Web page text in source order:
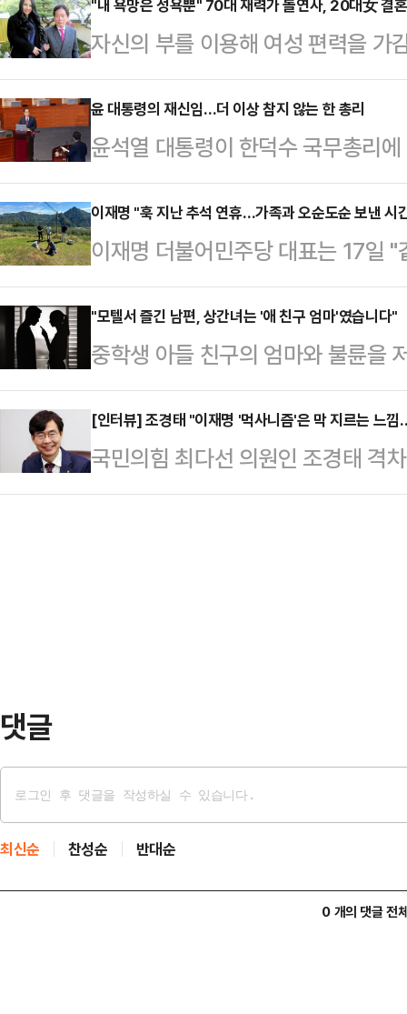
"내 욕망은 성욕뿐" 70대 재력가 돌연사, 20대女 결
자신의 부를 이용해 여성 편력을 가
안'이라 칭한 70대 사업가의 사망
인으로 지목된 전 부인은 혐의를
지난 2018년 5월 급성 각성제 중독
77세) 살인 혐의를 받는 전처 스도
다.검찰은 스도가 각성제를 사용해
망 약 2개월 전부터 인터넷에 '완전
를…
윤 대통령의 재신임…더 이상 참지 않는 한 총리
윤석열 대통령이 한덕수 국무총리
각'에 힘이 실렸다. 한 총리는 국회
강력하게 대응하면서 목소리를 높
먹으며 한 총리와 20년 인연을 이
던 한 총리가 요즘 대통령이 싸우라
로 반항을 하고 있다"고 평가하기
지난달 29일 '국정브리핑 및 기자
문에 당분간은 한…
이재명 "훅 지난 추석 연휴…가족과 오순도순 보낸 시
이재명 더불어민주당 대표는 17일
얼마나 귀한지 절감하는 존재가 가
당일인 이날 자신의 페이스북 계정
같이 밝혔다.그는 "명절을 맞아 성
니, 아버지 산소를 보니 생전에 투
웠다"고 말했다.이어 "배곯았던 시
장 도로도 사라졌으나 그 경치와 꽃
"따사한 햇볕과 …
"모텔서 즐긴 남편, 상간녀는 '애 친구 엄마'였습니다"
중학생 아들 친구의 엄마와 불륜을
만행이 아내에 의해 알려졌다.5일
신의 아내인 50대 여성 B씨를 허위
학생 아들 친구의 엄마 C씨에 대한
다는 이유에서다.사건은 A씨가 음
[인터뷰] 조경태 "이재명 '먹사니즘'은 막 지르는 느
국민의힘 최다선 의원인 조경태 격
활동은 '격차해소'로 축약된다. 그
댓글
최신순 찬성순 반대순
0 개의 댓글 전